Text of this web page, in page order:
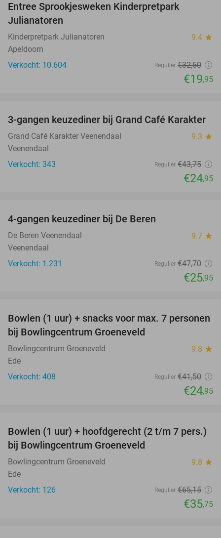
Entree Sprookjesweken Kinderpretpark
Julianatoren
Kinderpretpark Julianatoren 9.4 star
Apeldoorn
Verkocht: 10.604
Regulier €32,50
€19,95
43%
3-gangen keuzediner bij Grand Café Karakter
Grand Café Karakter Veenendaal 9.3 star
Veenendaal
Verkocht: 343
Regulier €43,75
€24,95
4-gangen keuzediner bij De Beren
De Beren Veenendaal 9.7 star
Veenendaal
Verkocht: 1.231
Regulier €47,70
€25,95
40%
Bowlen (1 uur) + snacks voor max. 7 personen
bij Bowlingcentrum Groeneveld
Bowlingcentrum Groeneveld 9.8 star
Ede
Verkocht: 408
Regulier €41,50
€24,95
45%
Bowlen (1 uur) + hoofdgerecht (2 t/m 7 pers.)
bij Bowlingcentrum Groeneveld
Bowlingcentrum Groeneveld 9.8 star
Ede
Verkocht: 126
Regulier €65,15
€35,75